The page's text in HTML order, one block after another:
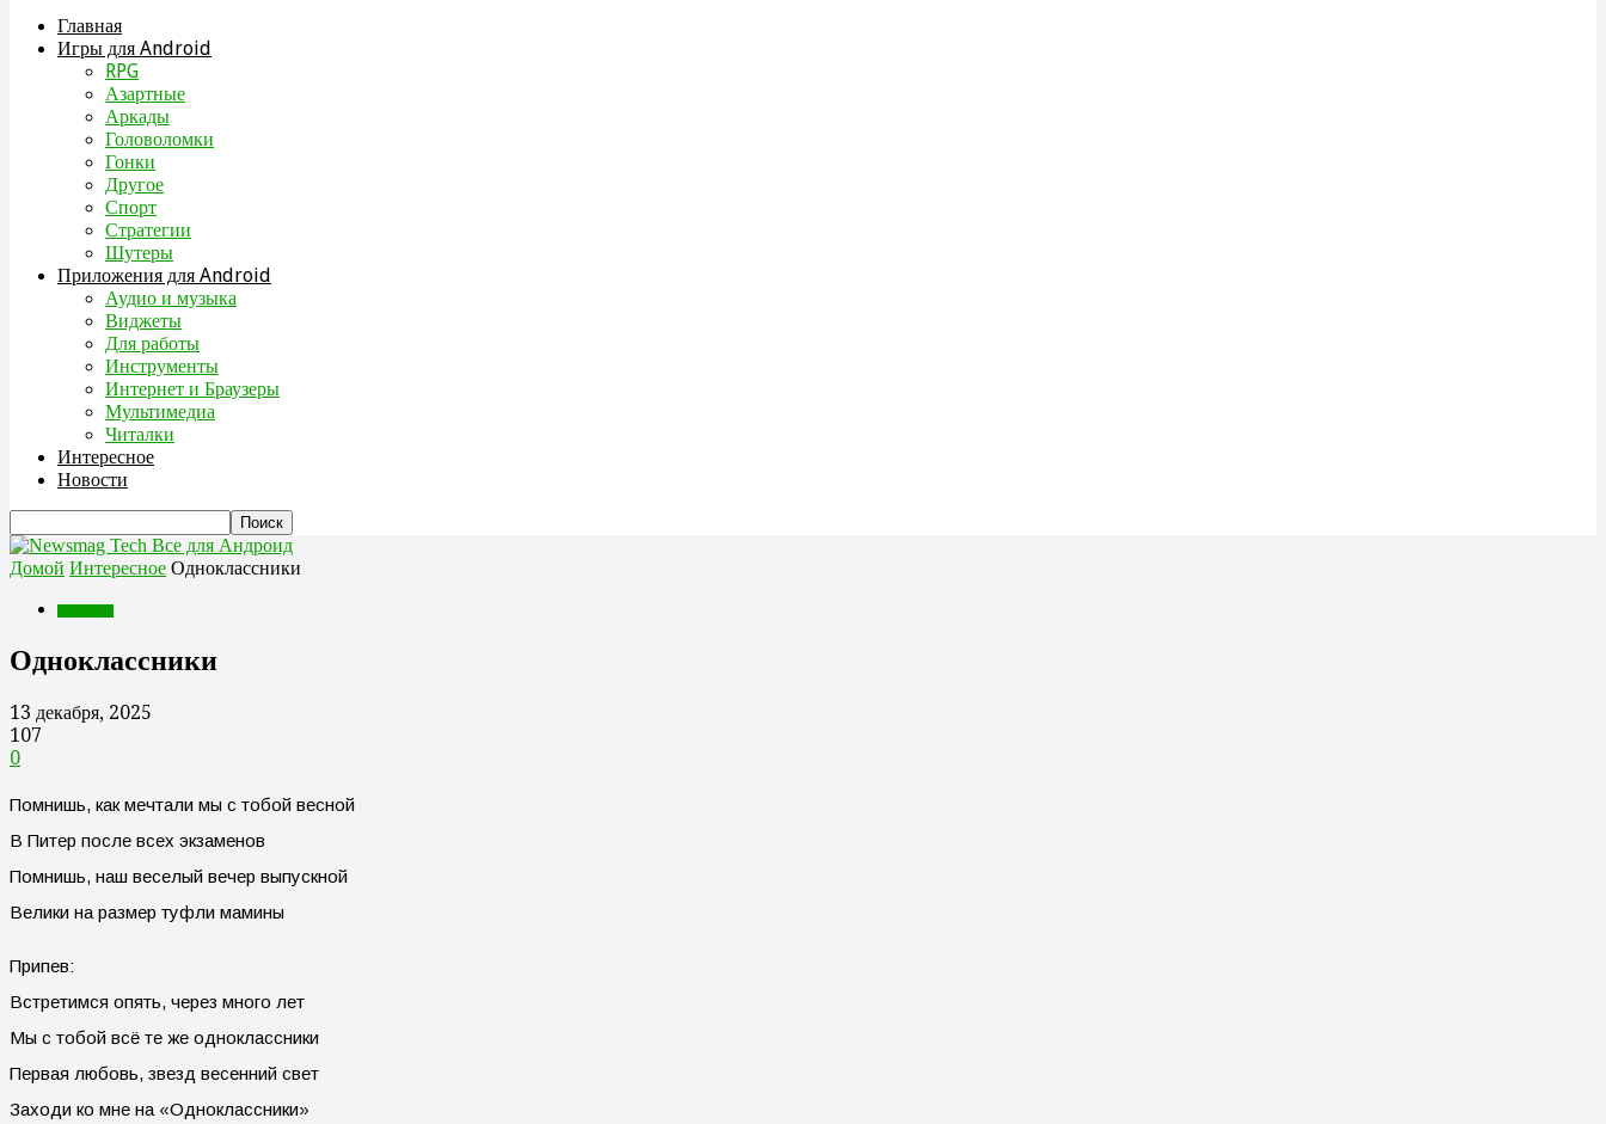
Главная
Игры для Android
RPG
Азартные
Аркады
Головоломки
Гонки
Другое
Спорт
Стратегии
Шутеры
Приложения для Android
Аудио и музыка
Виджеты
Для работы
Инструменты
Интернет и Браузеры
Мультимедиа
Читалки
Интересное
Новости
Все для Андроид
Домой Интересное Одноклассники
Одноклассники
13 декабря, 2025
107
0
Помнишь, как мечтали мы с тобой весной
В Питер после всех экзаменов
Помнишь, наш веселый вечер выпускной
Велики на размер туфли мамины
Припев:
Встретимся опять, через много лет
Мы с тобой всё те же одноклассники
Первая любовь, звезд весенний свет
Заходи ко мне на «Одноклассники»